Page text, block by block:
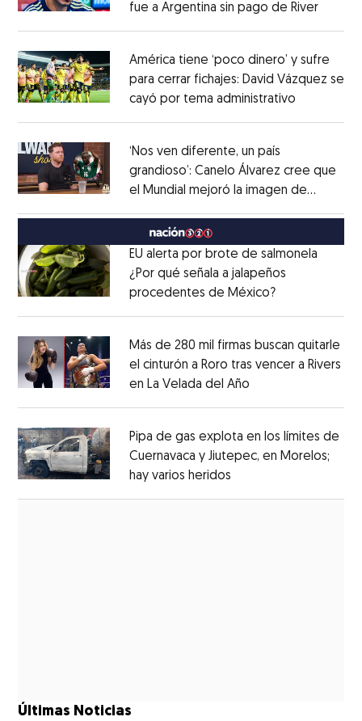
fue a Argentina sin pago de RiverOpens
América tiene ‘poco dinero’ y sufre
para cerrar fichajes: David Vázquez se
cayó por tema administrativo
‘Nos ven diferente, un país
grandioso’: Canelo Álvarez cree que
el Mundial mejoró la imagen de
MéxicoOpens in new window
EU alerta por brote de salmonela
¿Por qué señala a jalapeños
procedentes de México?Opens in new
Más de 280 mil firmas buscan quitarle
el cinturón a Roro tras vencer a Rivers
en La Velada del Año
Pipa de gas explota en los límites de
Cuernavaca y Jiutepec, en Morelos;
hay varios heridos
Últimas Noticias